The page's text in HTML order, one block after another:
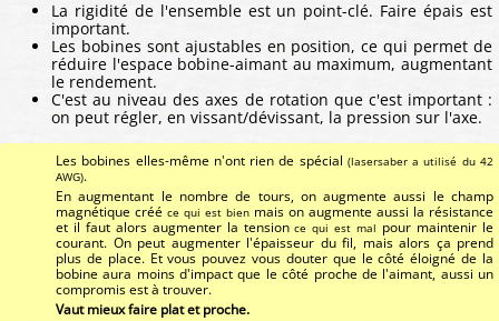
La rigidité de l'ensemble est un point-clé. Faire épais est
important.
Les bobines sont ajustables en position, ce qui permet de
réduire l'espace bobine-aimant au maximum, augmentant
le rendement.
C'est au niveau des axes de rotation que c'est important :
on peut régler, en vissant/dévissant, la pression sur l'axe.
Les bobines elles-même n'ont rien de spécial (lasersaber a utilisé du 42
AWG).
En augmentant le nombre de tours, on augmente aussi le champ
magnétique créé ce qui est bien mais on augmente aussi la résistance
et il faut alors augmenter la tensionce qui est mal pour maintenir le
courant. On peut augmenter l'épaisseur du fil, mais alors ça prend
plus de place. Et vous pouvez vous douter que le côté éloigné de la
bobine aura moins d'impact que le côté proche de l'aimant, aussi un
compromis est à trouver.
Vaut mieux faire plat et proche.